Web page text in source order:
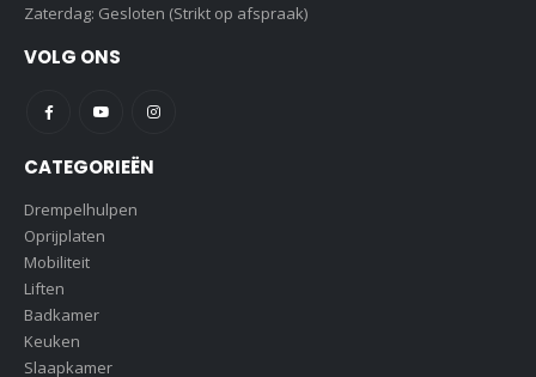
Zaterdag: Gesloten (Strikt op afspraak)
VOLG ONS
CATEGORIEËN
Drempelhulpen
Oprijplaten
Mobiliteit
Liften
Badkamer
Keuken
Slaapkamer